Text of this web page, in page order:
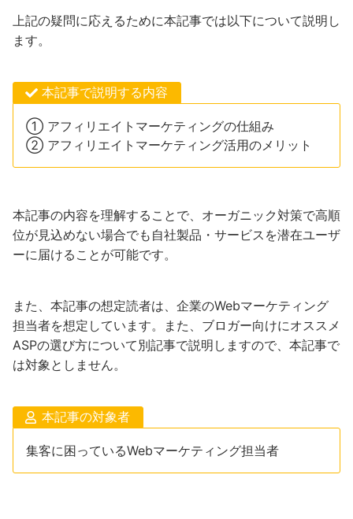
上記の疑問に応えるために本記事では以下について説明し
ます。
本記事で説明する内容
① アフィリエイトマーケティングの仕組み
② アフィリエイトマーケティング活用のメリット
本記事の内容を理解することで、オーガニック対策で高順
位が見込めない場合でも自社製品・サービスを潜在ユーザ
ーに届けることが可能です。
また、本記事の想定読者は、企業のWebマーケティング
担当者を想定しています。また、ブロガー向けにオススメ
ASPの選び方について別記事で説明しますので、本記事で
は対象としません。
本記事の対象者
集客に困っているWebマーケティング担当者